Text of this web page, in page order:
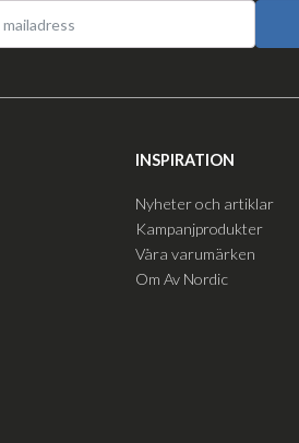
INSPIRATION
Nyheter och artiklar
Kampanjprodukter
Våra varumärken
Om Av Nordic